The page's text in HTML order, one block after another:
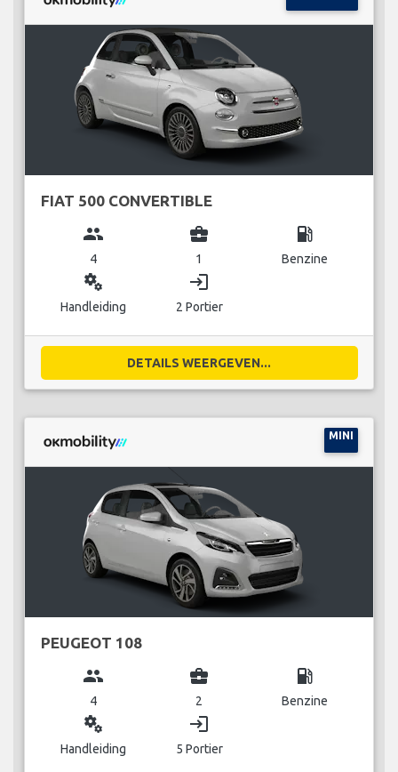
FIAT 500 CONVERTIBLE
group
4
business_center
1
local_gas_station
Benzine
miscellaneous_services
Handleiding
login
2 Portier
DETAILS WEERGEVEN...
MINI
PEUGEOT 108
group
4
business_center
2
local_gas_station
Benzine
miscellaneous_services
Handleiding
login
5 Portier